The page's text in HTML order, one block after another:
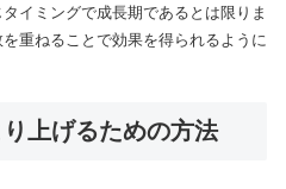
イミングで成長期であるとは限りま
重ねることで効果を得られるように
上げるための方法